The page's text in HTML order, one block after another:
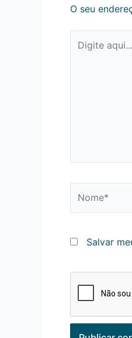
O seu
aqui...
Salvar